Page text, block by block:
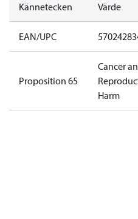
Kännetecken Värde
EAN/UPC
Proposition 65
Cancer
Harm